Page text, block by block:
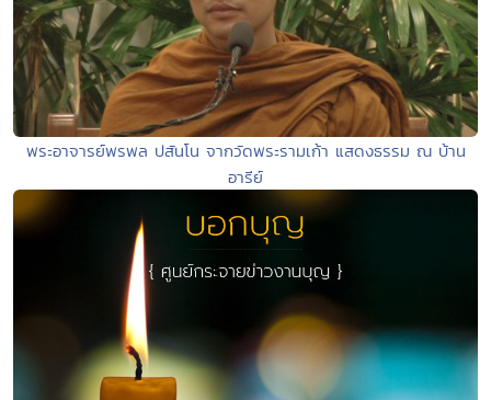
พระอาจารย์พรพล ปสันโน จากวัดพระรามเก้า แสดงธรรม ณ บ้าน
อารีย์